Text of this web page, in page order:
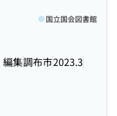
編集調布市2023.3
国立国会図書館